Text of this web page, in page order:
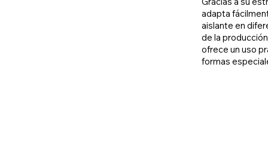
adapta
aislante en
de la
ofrece un uso
formas